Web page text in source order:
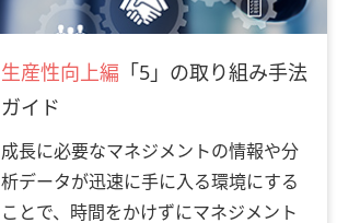
生産性向上編 「5」の取り組み手法
ガイド
成長に必要なマネジメントの情報や分
析データが迅速に手に入る環境にする
ことで、時間をかけずにマネジメント